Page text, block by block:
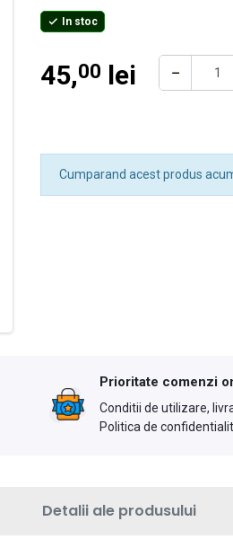
 In stoc
45,00 lei −
Cumparand acest produs
Prioritate comenzi
Conditii de utilizare,
Politica de
Detalii ale produsului